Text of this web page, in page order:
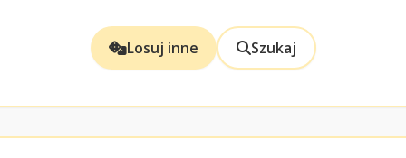
Losuj inne Szukaj